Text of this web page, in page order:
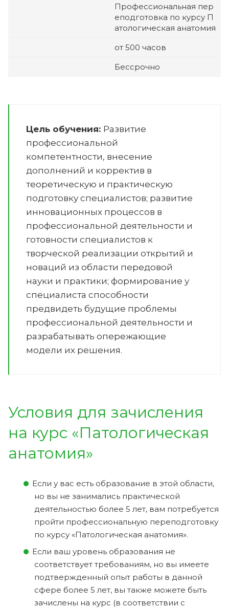
Профессиональная пер
еподготовка по курсу П
атологическая анатомия
от 500 часов
Бессрочно
Цель обучения: Развитие
профессиональной
компетентности, внесение
дополнений и корректив в
теоретическую и практическую
подготовку специалистов; развитие
инновационных процессов в
профессиональной деятельности и
готовности специалистов к
творческой реализации открытий и
новаций из области передовой
науки и практики; формирование у
специалиста способности
предвидеть будущие проблемы
профессиональной деятельности и
разрабатывать опережающие
модели их решения.
Условия для зачисления
на курс «Патологическая
анатомия»
Если у вас есть образование в этой области,
но вы не занимались практической
деятельностью более 5 лет, вам потребуется
пройти профессиональную переподготовку
по курсу «Патологическая анатомия».
Если ваш уровень образования не
соответствует требованиям, но вы имеете
подтвержденный опыт работы в данной
сфере более 5 лет, вы также можете быть
зачислены на курс (в соответствии с